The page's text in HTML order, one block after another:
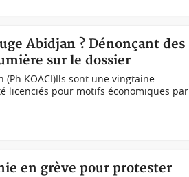
Abidjan ? Dénonçant des
sur le dossier
KOACI)Ils sont une vingtaine
licenciés pour motifs économiques par
en grève pour protester